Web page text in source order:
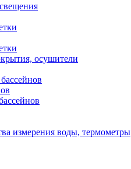
осушители
измерения воды, термометры